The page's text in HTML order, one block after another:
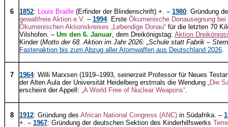
6 1852: Louis Braille (Erfinder der Blindenschrift) +. – 1980: Gründung
gewaltfreie Aktion e.V. – 1994: Erste Ökumenische Donausegnung bei
Ökumenischen Aktionskreises „Lebendige Donau“ für die letzten 70
Vilshofen. – Um den 6. Januar , dem Dreikönigstag: Aktion
Kinder (Motto der 68. Aktion im Jahr 2026: „Schule statt Fabrik –
Fastenaktion bis zum Abzug aller Atomwaffen aus Deutschland 2026
7 1964: Willi Marxsen (1919–1993, seinerzeit Professor für Neues
der Alten Aula der Universität Heidelberg erstmals die Wendung
„Die
erscheint der Appell: „A World Free of Nuclear Weapons“
8 1912: Gründung des African National Congress (ANC) in Südafrika. –
+. – 1967: Gründung der deutschen Sektion des Kinderhilfswerks